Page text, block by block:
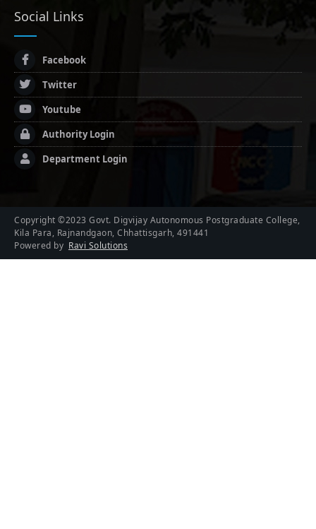
Social Links
Facebook
Twitter
Youtube
Authority Login
Department Login
Copyright ©2023 Govt. Digvijay Autonomous Postgraduate College,
Kila Para, Rajnandgaon, Chhattisgarh, 491441
Powered by Ravi Solutions